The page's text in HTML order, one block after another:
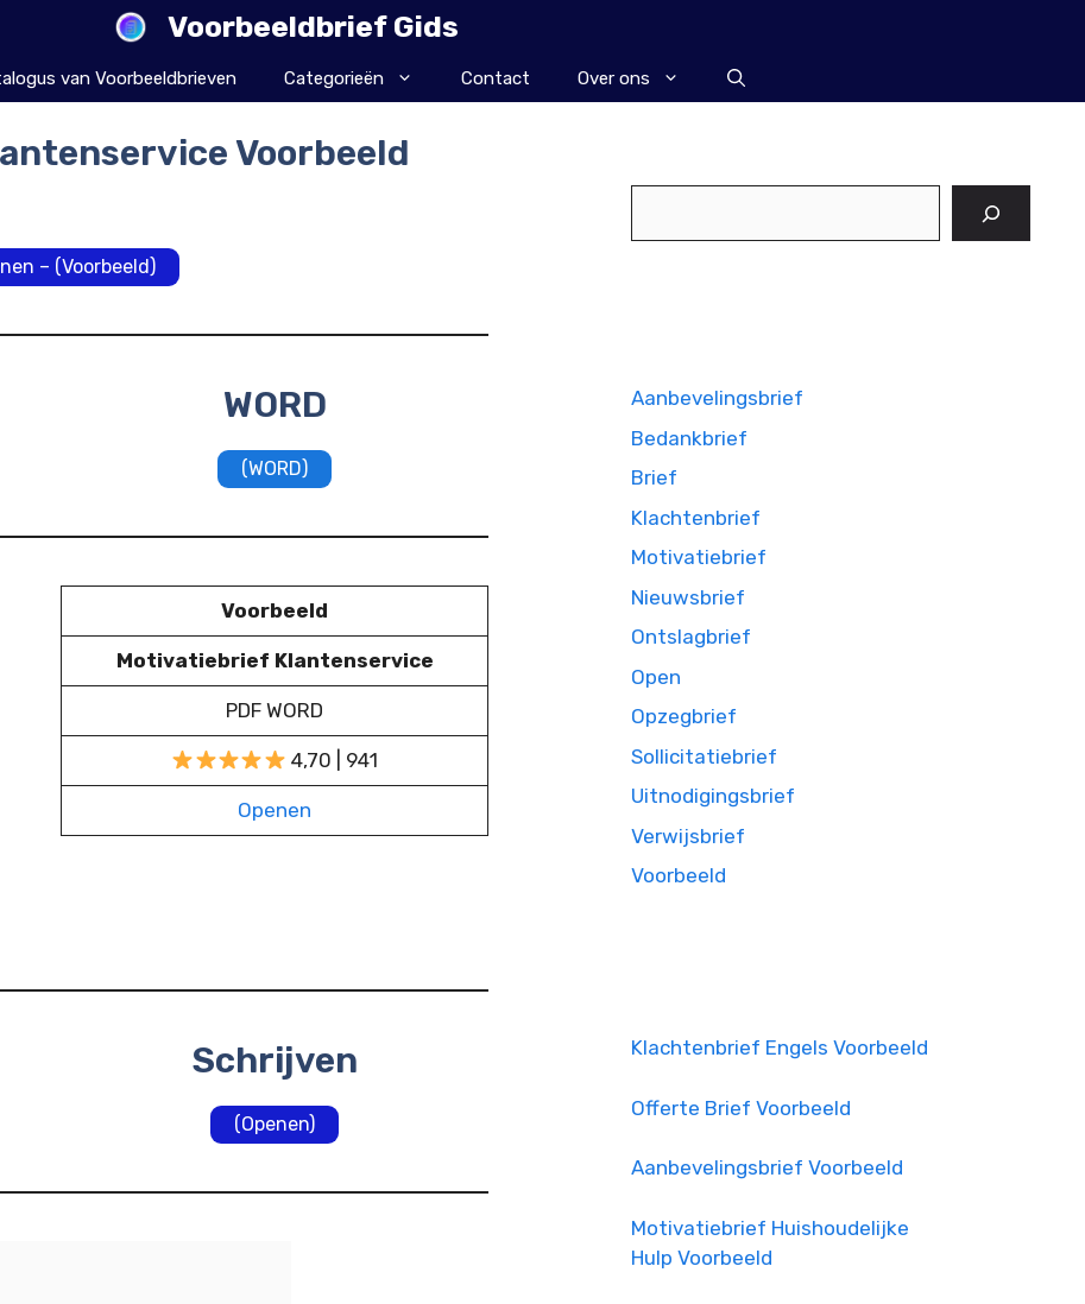
Voorbeeldbrief Gids
van Voorbeeldbrieven Categorieën Contact Over ons
Voorbeeld
– (Voorbeeld)
WORD
(WORD)
Voorbeeld
Motivatiebrief Klantenservice
PDF WORD
4,70 | 941
Openen
Schrijven
(Openen)
Aanbevelingsbrief
Bedankbrief
Brief
Klachtenbrief
Motivatiebrief
Nieuwsbrief
Ontslagbrief
Open
Opzegbrief
Sollicitatiebrief
Uitnodigingsbrief
Verwijsbrief
Voorbeeld
Klachtenbrief Engels Voorbeeld
Offerte Brief Voorbeeld
Aanbevelingsbrief Voorbeeld
Motivatiebrief Huishoudelijke
Hulp Voorbeeld